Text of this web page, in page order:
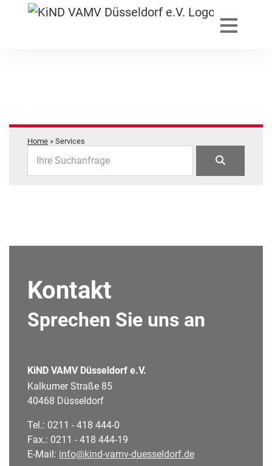
Home » Services
Ihre Suchanfrage
Kontakt
Sprechen Sie uns an
KiND VAMV Düsseldorf e.V.
Kalkumer Straße 85
40468 Düsseldorf
Tel.: 0211 - 418 444-0
Fax.: 0211 - 418 444-19
E-Mail: info@kind-vamv-duesseldorf.de